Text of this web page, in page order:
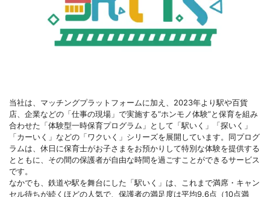
当社は、マッチングプラットフォームに加え、2023年より駅や百貨
店、企業などの「仕事の現場」で実施する“ホンモノ体験”と保育を組み
合わせた「体験型一時保育プログラム」として「駅いく」「探いく」
「カーいく」などの「ワクいく」シリーズを展開しています。同プログ
ラムは、休日に保育士がお子さまをお預かりして特別な体験を提供する
とともに、その間の保護者が自由な時間を過ごすことができるサービス
です。
なかでも、鉄道や駅を舞台にした「駅いく」は、これまで満席・キャン
セル待ちが続くほどの人気で、保護者の満足度は平均9.6点（10点満